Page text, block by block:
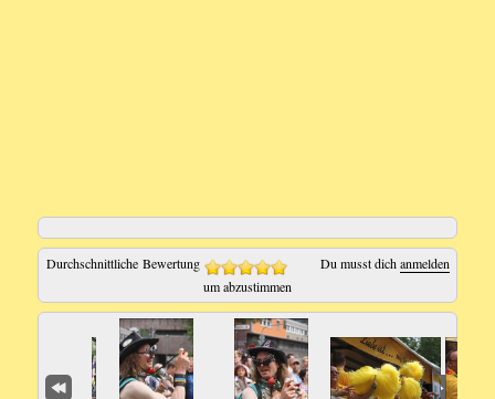
Durchschnittliche Bewertung Du musst dichanmelden
um abzustimmen